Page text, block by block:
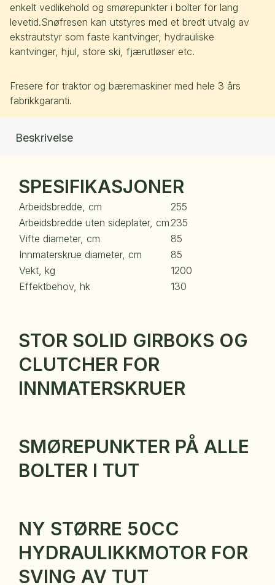
enkelt vedlikehold og smørepunkter i bolter for lang
levetid.Snøfresen kan utstyres med et bredt utvalg av
ekstrautstyr som faste kantvinger, hydrauliske
kantvinger, hjul, store ski, fjærutløser etc.
Fresere for traktor og bæremaskiner med hele 3 års
fabrikkgaranti.
Beskrivelse
SPESIFIKASJONER
Arbeidsbredde, cm
255
Arbeidsbredde uten sideplater, cm 235
Vifte diameter, cm
85
Innmaterskrue diameter, cm
85
Vekt, kg
1200
Effektbehov, hk
130
STOR SOLID GIRBOKS OG
CLUTCHER FOR
INNMATERSKRUER
SMØREPUNKTER PÅ ALLE
BOLTER I TUT
NY STØRRE 50CC
HYDRAULIKKMOTOR FOR
SVING AV TUT